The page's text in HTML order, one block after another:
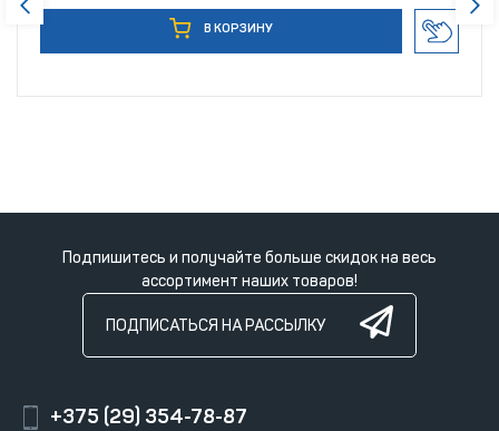
В КОРЗИНУ
Подпишитесь и получайте больше скидок на весь
ассортимент наших товаров!
ПОДПИСАТЬСЯ НА РАССЫЛКУ
+375 (29) 354-78-87